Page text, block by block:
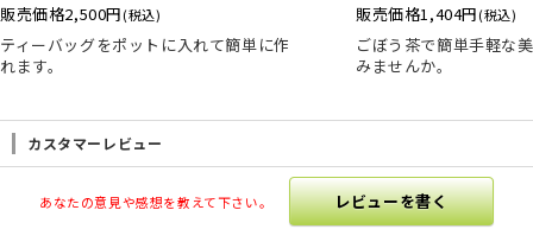
販売価格2,500円(税込)
ティーバッグをポットに入れて簡単に作
れます。
販売価格1,404円(税込)
ごぼう茶で簡単手軽な
みませんか。
カスタマーレビュー
あなたの意見や感想を教えて下さい。 レビューを書く